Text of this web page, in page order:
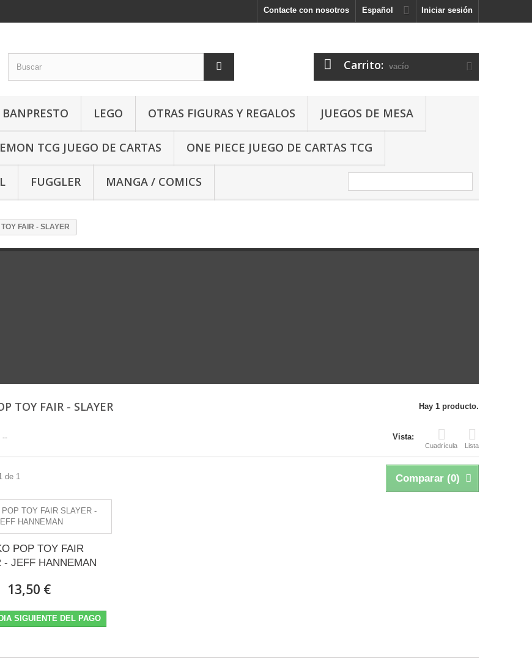
Iniciar sesión
Español
Contacte con nosotros
Carrito: vacío
LEGO OTRAS FIGURAS Y REGALOS JUEGOS DE MESA
TCG JUEGO DE CARTAS ONE PIECE JUEGO DE CARTAS TCG
FUGGLER MANGA / COMICS
FAIR - SLAYER
TOY FAIR - SLAYER Hay 1 producto.
Vista:
Cuadrícula Lista
--
Comparar (0)
de 1
POP TOY FAIR
- JEFF HANNEMAN
13,50 €
SIGUIENTE DEL PAGO